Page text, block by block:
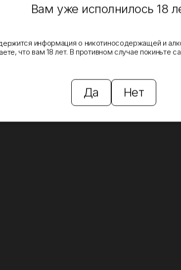
Вам уже исполнилось 18
информация о никотиносодержащей и
что вам 18 лет. В противном случае покиньте
Да Нет